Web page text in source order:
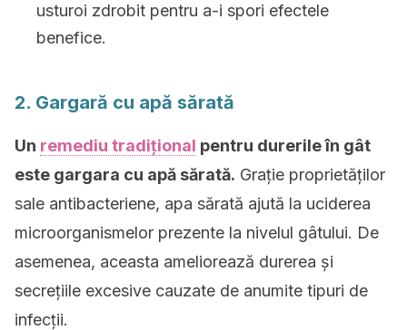
usturoi zdrobit pentru a-i spori efectele
benefice.
2. Gargară cu apă sărată
Un remediu tradițional pentru durerile în gât
este gargara cu apă sărată. Grație proprietăților
sale antibacteriene, apa sărată ajută la uciderea
microorganismelor prezente la nivelul gâtului. De
asemenea, aceasta ameliorează durerea și
secrețiile excesive cauzate de anumite tipuri de
infecții.